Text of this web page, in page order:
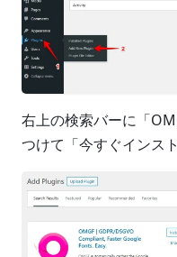
右上の検索バーに「
つけて「今すぐインス